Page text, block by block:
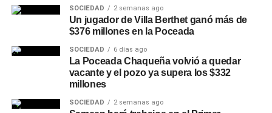
SOCIEDAD 2 semanas ago
Un jugador de Villa Berthet ganó más de
$376 millones en la Poceada
SOCIEDAD 6 días ago
La Poceada Chaqueña volvió a quedar
vacante y el pozo ya supera los $332
millones
SOCIEDAD 2 semanas ago